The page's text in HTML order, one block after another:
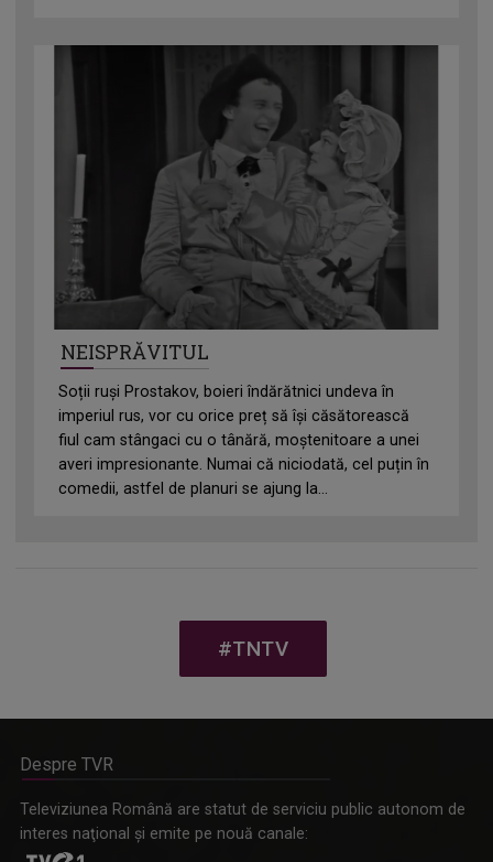
NEISPRĂVITUL
Soții ruși Prostakov, boieri îndărătnici undeva în
imperiul rus, vor cu orice preț să își căsătorească
fiul cam stângaci cu o tânără, moștenitoare a unei
averi impresionante. Numai că niciodată, cel puțin în
comedii, astfel de planuri se ajung la...
#TNTV
Despre TVR
Televiziunea Română are statut de serviciu public autonom de
interes naţional şi emite pe nouă canale: